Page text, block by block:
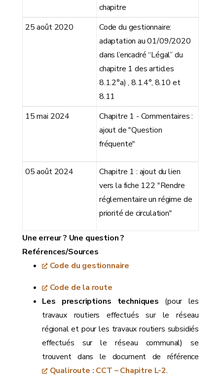
chapitre
25 août 2020
Code du gestionnaire:
adaptation au 01/09/2020
dans l’encadré “Légal” du
chapitre 1 des articles
8.1.2°a) , 8.1.4°, 8.10 et
8.11
15 mai 2024
Chapitre 1 - Commentaires :
ajout de "Question
fréquente"
05 août 2024
Chapitre 1 : ajout du lien
vers la fiche 122 "Rendre
réglementaire un régime de
priorité de circulation"
Une erreur ? Une question ?
Reférences/Sources
Code du gestionnaire
Code de la route
Les prescriptions techniques (pour les
travaux routiers effectués sur le réseau
régional et pour les travaux routiers subsidiés
effectués sur le réseau communal) se
trouvent dans le document de référence
Qualiroute : CCT – Chapitre L-2.